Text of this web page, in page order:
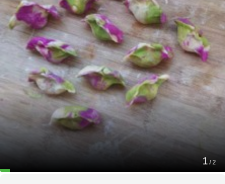
1 /2
荔湾区家政保洁服务|会说白话、伺候老人、准点
接送孩子
【客户所在区域及预算】：家住广州龙光峰景华庭，纪先生，广州